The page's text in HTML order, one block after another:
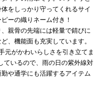
をしっかり守ってくれるサイ
ーの織りネーム付き！
親骨の先端には軽量で錆びに
、機能面も充実しています。
元がかわいらしさを引き立てま
ているので、雨の日の紫外線対
や通学にも活躍するアイテム